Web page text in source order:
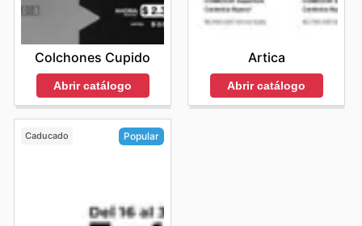
Colchones Cupido
Abrir catálogo
Artica
Abrir catálogo
Caducado Popular